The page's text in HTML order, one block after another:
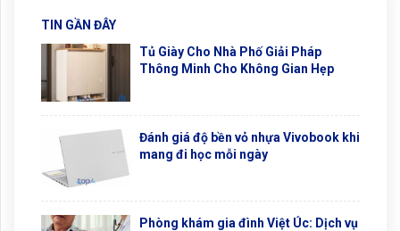
TIN GẦN ĐÂY
Tủ Giày Cho Nhà Phố Giải Pháp
Thông Minh Cho Không Gian Hẹp
Đánh giá độ bền vỏ nhựa Vivobook khi
mang đi học mỗi ngày
Phòng khám gia đình Việt Úc: Dịch vụ